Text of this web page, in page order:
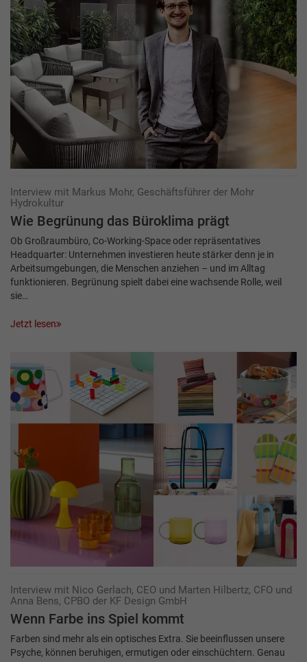
Interview mit Markus Mohr, Geschäftsführer der Mohr
Hydrokultur
Wie Begrünung das Büroklima prägt
Ob Großraumbüro, Co-Working-Space oder repräsentatives
Headquarter: Unternehmen investieren heute stärker denn je in
Arbeitsumgebungen, die Menschen anziehen – und im Alltag
funktionieren. Begrünung spielt dabei eine wachsende Rolle, weil
sie…
Jetzt lesen
Interview mit Nico Gerlach, CEO und Marten Hilbertz, CFO und
Anna Bens, CPBO der KF Design GmbH
Wenn Farbe ins Spiel kommt
Farben sind mehr als ein optisches Extra. Sie beeinflussen unsere
Psyche, können beruhigen, ermutigen oder einschüchtern. Genau